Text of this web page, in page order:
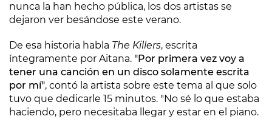
nunca la han hecho pública, los dos artistas se
dejaron ver besándose este verano.
De esa historia habla The Killers, escrita
íntegramente por Aitana. "Por primera vez voy a
tener una canción en un disco solamente escrita
por mí", contó la artista sobre este tema al que solo
tuvo que dedicarle 15 minutos. "No sé lo que estaba
haciendo, pero necesitaba llegar y estar en el piano.